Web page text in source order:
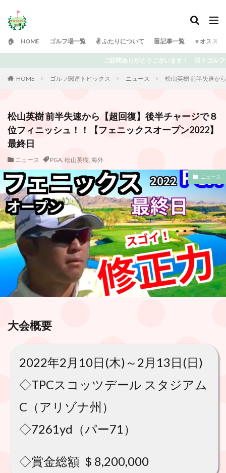
🏠 HOME ゴルフ場一覧 ✌️ ふたりについて 🗒 記事一覧 ⭐️ オスス
がいっぱいの「ふたりゴルフ」です⛳️ 上達を目指している中での失敗や気付
HOME ゴルフ関連トピックス ニュース 松山英樹 前半失速か
松山英樹 前半失速から【超回復】後半チャージで８
位フィニッシュ！！【フェニックスオープン2022】
最終日
ニュース PGA, 松山英樹, 海外
ニュース
大会概要
2022年2月10日(木)～2月13日(日)
◇TPCスコッツデール スタジアム
C（アリゾナ州）
◇7261yd（パー71）
◇賞金総額 ＄8,200,000